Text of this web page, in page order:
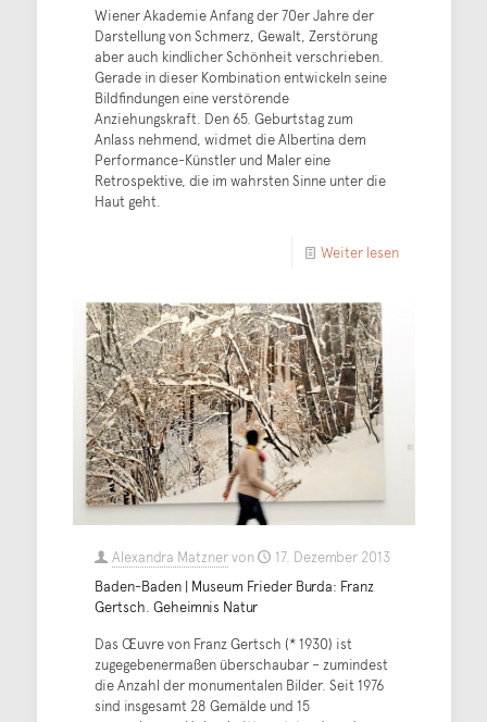
Wiener Akademie Anfang der 70er Jahre der
Darstellung von Schmerz, Gewalt, Zerstörung
aber auch kindlicher Schönheit verschrieben.
Gerade in dieser Kombination entwickeln seine
Bildfindungen eine verstörende
Anziehungskraft. Den 65. Geburtstag zum
Anlass nehmend, widmet die Albertina dem
Performance-Künstler und Maler eine
Retrospektive, die im wahrsten Sinne unter die
Haut geht.
Weiter lesen
Alexandra Matznervon
17. Dezember 2013
Baden-Baden | Museum Frieder Burda: Franz
Gertsch. Geheimnis Natur
Das Œuvre von Franz Gertsch (* 1930) ist
zugegebenermaßen überschaubar – zumindest
die Anzahl der monumentalen Bilder. Seit 1976
sind insgesamt 28 Gemälde und 15